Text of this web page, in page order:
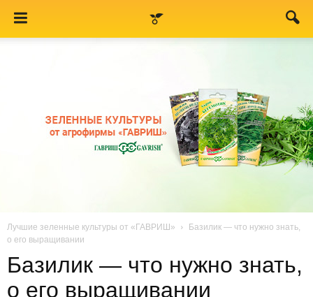
Лучшие зеленные культуры от «ГАВРИШ»
Базилик — что нужно знать,
о его выращивании
Базилик — что нужно знать,
о его выращивании